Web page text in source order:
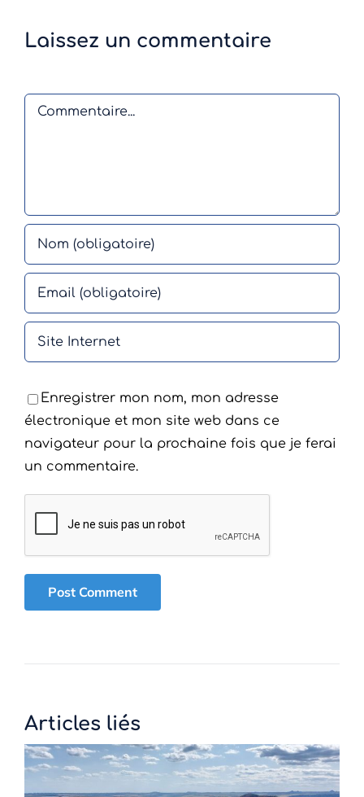
Laissez un commentaire
Comment
Enregistrer mon nom, mon adresse
électronique et mon site web dans ce
navigateur pour la prochaine fois que je ferai
un commentaire.
Articles liés